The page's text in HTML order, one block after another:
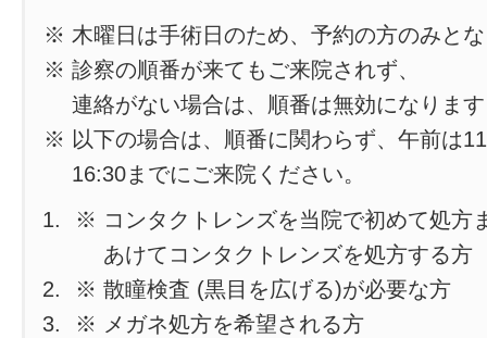
※ 木曜日は手術日のため、予約の方のみと
※ 診察の順番が来てもご来院されず、
連絡がない場合は、順番は無効になりま
※ 以下の場合は、順番に関わらず、午前は
16:30までにご来院ください。
※ コンタクトレンズを当院で初めて処方
あけてコンタクトレンズを処方する方
※ 散瞳検査 (黒目を広げる)が必要な方
※ メガネ処方を希望される方